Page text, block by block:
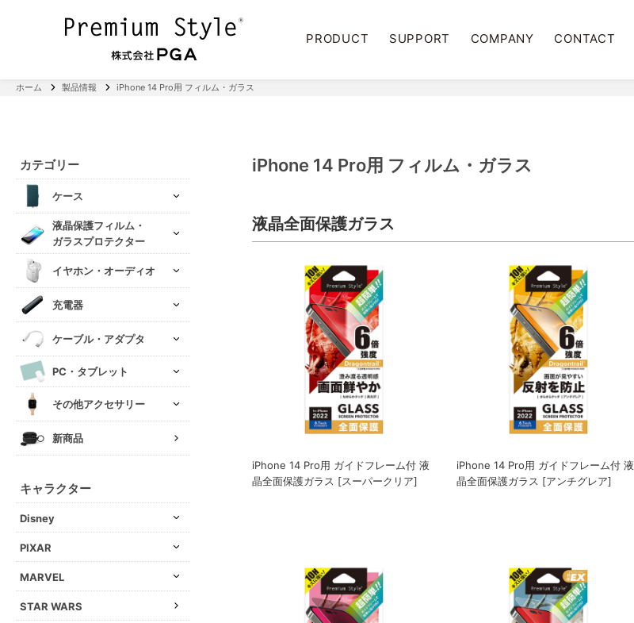
PRODUCT SUPPORT COMPANY CONTACT
ホーム 製品情報 iPhone 14 Pro用 フィルム・ガラス
カテゴリー
ケース
液晶保護フィルム・
ガラスプロテクター
イヤホン・オーディオ
充電器
ケーブル・アダプタ
PC・タブレット
その他アクセサリー
新商品
キャラクター
Disney
PIXAR
MARVEL
STAR WARS
iPhone 14 Pro用 フィルム・ガラス
液晶全面保護ガラス
iPhone 14 Pro用 ガイドフレーム付 液
晶全面保護ガラス [スーパークリア]
iPhone 14 Pro用 ガイドフレーム付 液
晶全面保護ガラス [アンチグレア]